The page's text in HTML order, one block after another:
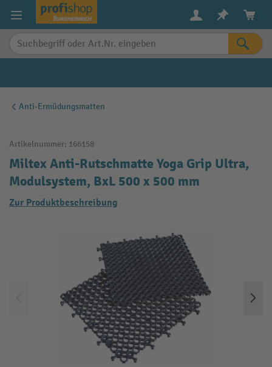
springen
Anti-Ermüdungsmatten
Artikelnummer: 166158
Miltex Anti-Rutschmatte Yoga Grip Ultra,
Modulsystem, BxL 500 x 500 mm
Zur Produktbeschreibung